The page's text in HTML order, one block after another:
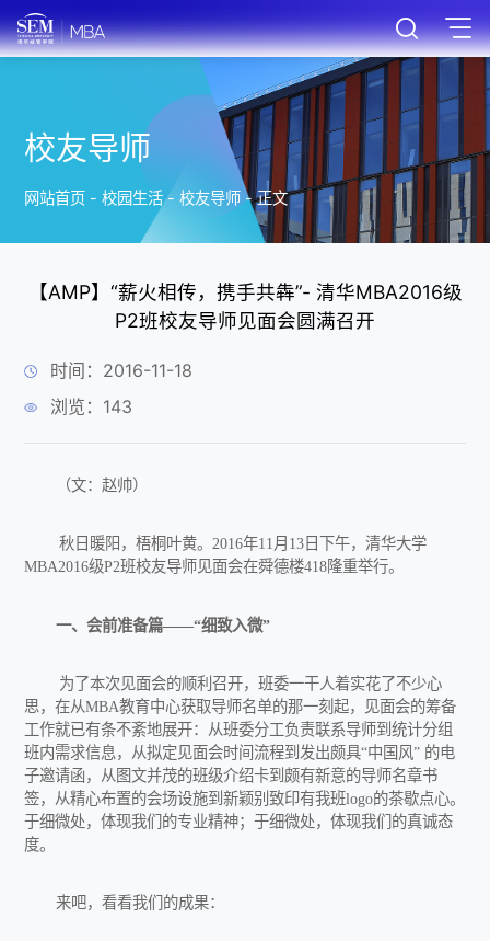
校友导师
网站首页 -校园生活-校友导师-正文
【AMP】“薪火相传，携手共犇”- 清华MBA2016级
P2班校友导师见面会圆满召开
时间：2016-11-18
浏览： 143
（文：赵帅）
秋日暖阳，梧桐叶黄。2016年11月13日下午，清华大学
MBA2016级P2班校友导师见面会在舜德楼418隆重举行。
一、会前准备篇——“细致入微”
为了本次见面会的顺利召开，班委一干人着实花了不少心
思，在从MBA教育中心获取导师名单的那一刻起，见面会的筹备
工作就已有条不紊地展开：从班委分工负责联系导师到统计分组
班内需求信息，从拟定见面会时间流程到发出颇具“中国风” 的电
子邀请函，从图文并茂的班级介绍卡到颇有新意的导师名章书
签，从精心布置的会场设施到新颖别致印有我班logo的茶歇点心。
于细微处，体现我们的专业精神；于细微处，体现我们的真诚态
度。
来吧，看看我们的成果：